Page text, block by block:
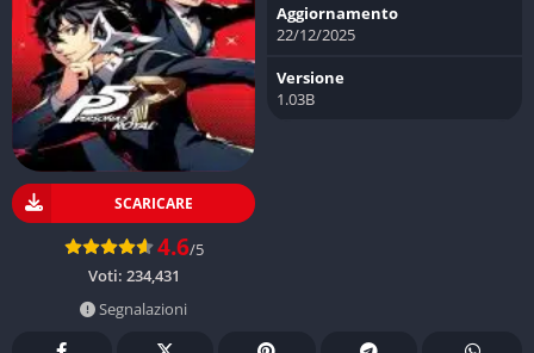
SCARICARE
4.6/5
Voti: 234,431
Segnalazioni
Aggiornamento
22/12/2025
Versione
1.03B